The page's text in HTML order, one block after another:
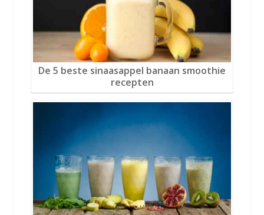
De 5 beste sinaasappel banaan smoothie
recepten